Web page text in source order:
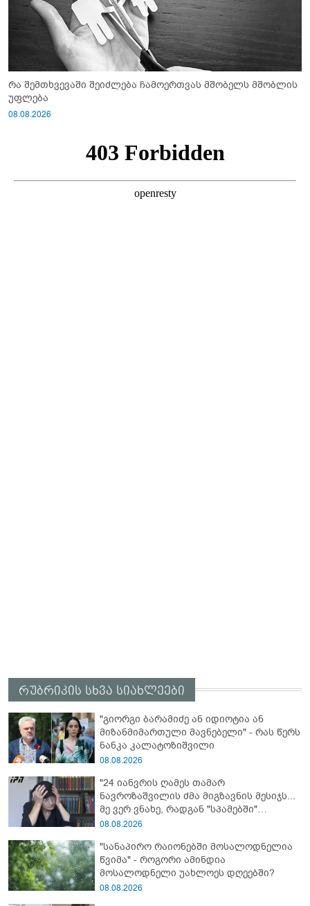
რა შემთხვევაში შეიძლება ჩამოერთვას მშობელს მშობლის
უფლება
08.08.2026
რუბრიკის სხვა სიახლეები
"გიორგი ბარამიძე ან იდიოტია ან
მიზანმიმართული მავნებელი" - რას წერს
ნანკა კალატოზიშვილი
08.08.2026
"24 იანვრის ღამეს თამარ
ნავროზაშვილის ძმა მიგზავნის მესიჯს...
მე ვერ ვნახე, რადგან "სპამებში"
ჩავარდა": რა მისწერა ნია იმნაძის ბიძამ
"სქრინს" აქვეყნებს
08.08.2026
"სანაპირო რაიონებში მოსალოდნელია
წვიმა" - როგორი ამინდია
მოსალოდნელი უახლოეს დღეებში?
08.08.2026